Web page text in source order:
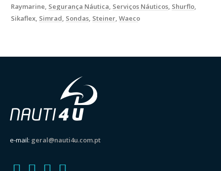
Raymarine Segurança Náutica Serviços Náuticos Shurflo
Sikaflex Simrad Sondas Steiner Waeco
e-mail: geral@nauti4u.com.pt